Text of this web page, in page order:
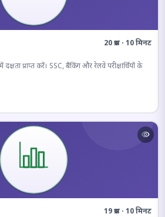
20 प्रश्न · 10 मिनट
प्राप्त करें। SSC, बैंकिंग और रेलवे परीक्षार्थियों के
19 प्रश्न · 10 मिनट